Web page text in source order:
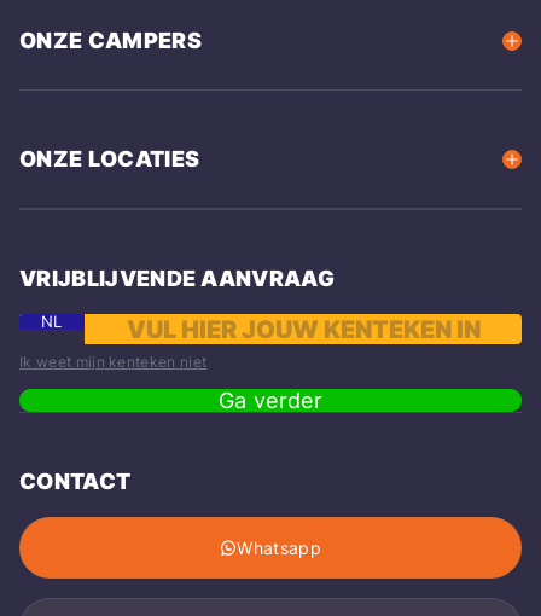
ONZE CAMPERS
ONZE LOCATIES
VRIJBLIJVENDE AANVRAAG
NL
Ik weet mijn kenteken niet
Ga verder
CONTACT
Whatsapp